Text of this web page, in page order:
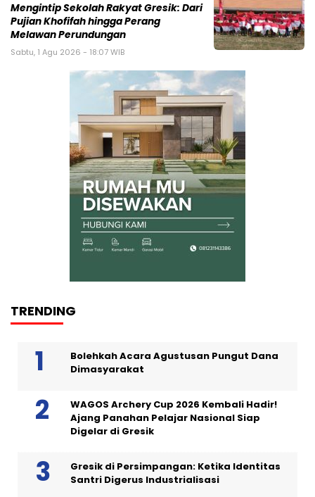
Mengintip Sekolah Rakyat Gresik: Dari
Pujian Khofifah hingga Perang
Melawan Perundungan
Sabtu, 1 Agu 2026 - 18:07 WIB
TRENDING
Bolehkah Acara Agustusan Pungut Dana
Dimasyarakat
WAGOS Archery Cup 2026 Kembali Hadir!
Ajang Panahan Pelajar Nasional Siap
Digelar di Gresik
Gresik di Persimpangan: Ketika Identitas
Santri Digerus Industrialisasi